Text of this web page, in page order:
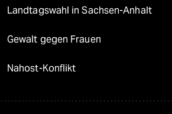
Landtagswahl in Sachsen-Anhalt
Gewalt gegen Frauen
Nahost-Konflikt